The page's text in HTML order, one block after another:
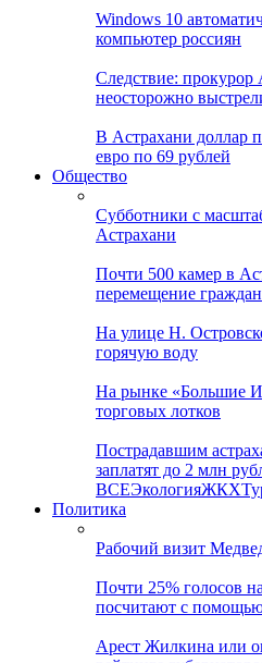
Windows 10
компьютер россиян
Следствие: прокурор
неосторожно
В Астрахани доллар
евро по 69 рублей
Общество
Субботники с
Астрахани
Почти 500 камер в
перемещение граждан
На улице Н.
горячую воду
На рынке «Большие
торговых лотков
Пострадавшим
заплатят до 2 млн
ВСЕЭкологияЖКХ
Политика
Рабочий визит
Почти 25% голосов
посчитают с
Арест Жилкина или